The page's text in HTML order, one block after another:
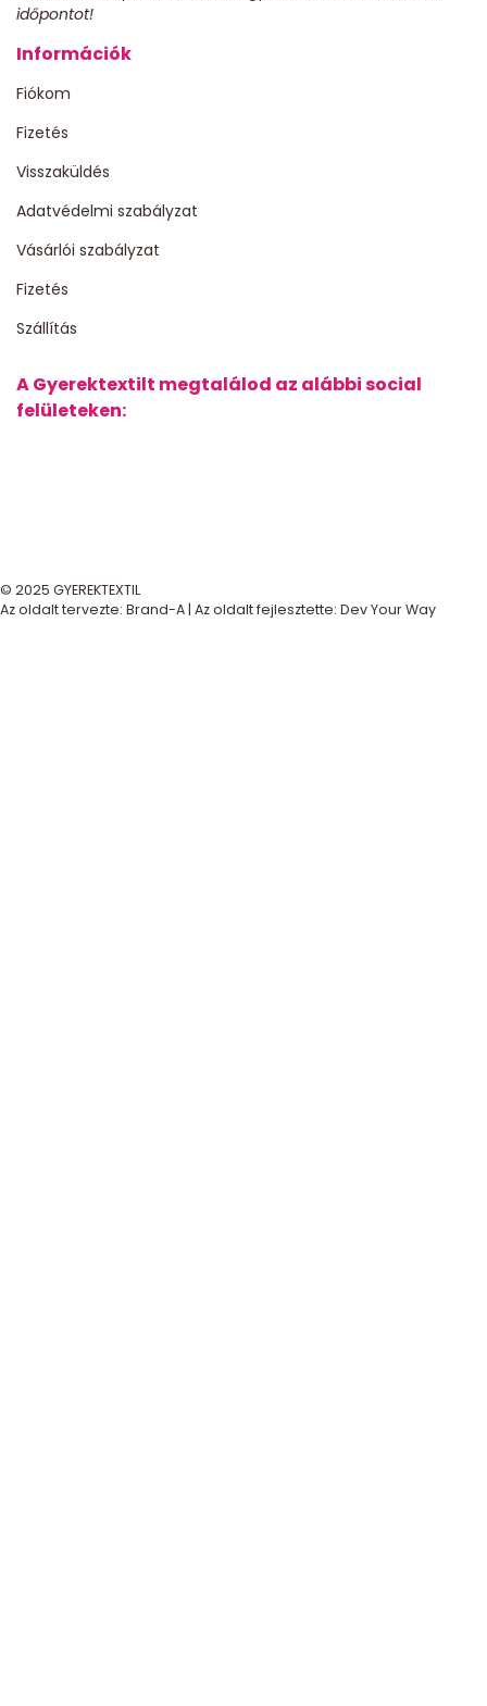
időpontot!
Információk
Fiókom
Fizetés
Visszaküldés
Adatvédelmi szabályzat
Vásárlói szabályzat
Fizetés
Szállítás
A Gyerektextilt megtalálod az alábbi social
felületeken:
© 2025 GYEREKTEXTIL
Az oldalt tervezte: Brand-A | Az oldalt fejlesztette: Dev Your Way